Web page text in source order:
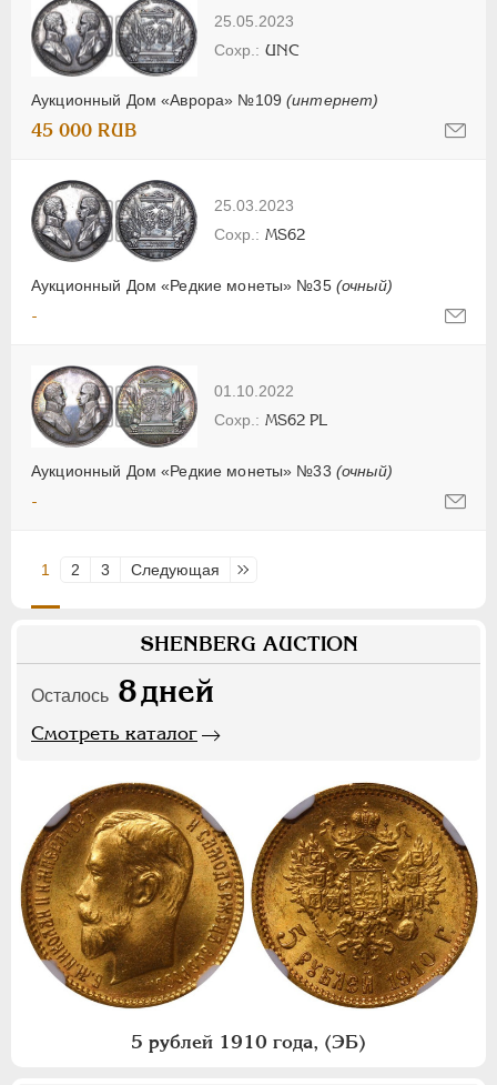
25.05.2023
Аукционный Дом «Аврора» №109(интернет)
UNC
45 000 RUB
25.03.2023
Аукционный Дом «Редкие монеты» №35 (очный)
MS62
-
01.10.2022
Аукционный Дом «Редкие монеты» №33 (очный)
MS62 PL
-
1 2 3 Следующая Последняя
SHENBERG AUCTION
Осталось 8дней
Смотреть каталог
5 рублей 1910 года, (ЭБ)